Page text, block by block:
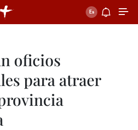
oficios
para atraer